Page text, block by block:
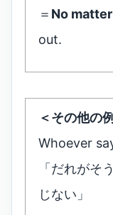
＝ No
out.
＜その他の
Whoever
「だれがそ
じない」